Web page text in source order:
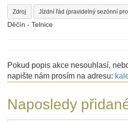
Zdroj Jízdní řád (pravidelný sezónní
Děčín - Telnice
Pokud popis akce nesouhlasí,
napište nám prosím na adresu:
Naposledy